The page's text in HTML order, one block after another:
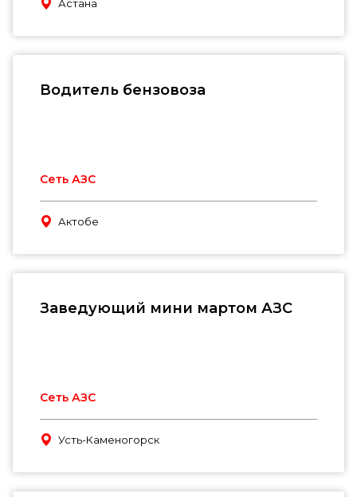
Астана
Водитель бензовоза
Сеть АЗС
Актобе
Заведующий мини мартом АЗС
Сеть АЗС
Усть-Каменогорск